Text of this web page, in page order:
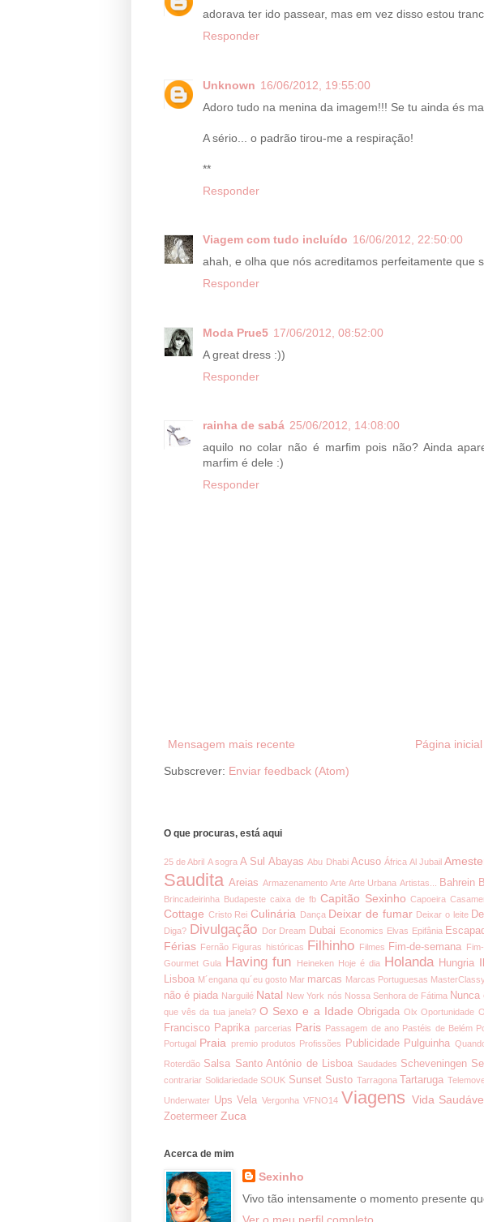
adorava ter ido passear, mas em vez disso estou
Responder
Unknown 16/06/2012, 19:55:00
Adoro tudo na menina da imagem!!! Se tu ainda és
A sério... o padrão tirou-me a respiração!
**
Responder
Viagem com tudo incluído 16/06/2012, 22:50:00
ahah, e olha que nós acreditamos perfeitamente que
Responder
Moda Prue5 17/06/2012, 08:52:00
A great dress :))
Responder
rainha de sabá 25/06/2012, 14:08:00
aquilo no colar não é marfim pois não? Ainda
marfim é dele :)
Responder
Mensagem mais recente Página inicial
Subscrever: Enviar feedback (Atom)
O que procuras, está aqui
25 de Abril A sogra A Sul Abayas Abu Dhabi Acuso África Al Jubail
Saudita Areias Armazenamento Arte Arte Urbana Artistas... Bahrein
Brincadeirinha Budapeste caixa de fb Capitão Sexinho Capoeira
Cottage Cristo Rei Culinária Dança Deixar de fumar Deixar o leite
Diga? Divulgação Dor Dream Dubai Economics Elvas Epifânia
Férias Fernão Figuras históricas Filhinho Filmes Fim-de-semana
Gourmet Gula Having fun Heineken Hoje é dia Holanda Hungria
Lisboa M´engana qu´eu gosto Mar marcas Marcas Portuguesas
não é piada Narguilé Natal New York nós Nossa Senhora de Fátima Nunca
que vês da tua janela? O Sexo e a Idade Obrigada Olx Oportunidade
Francisco Paprika parcerias Paris Passagem de ano Pastéis de Belém
Portugal Praia premio produtos Profissões Publicidade Pulguinha
Roterdão Salsa Santo António de Lisboa Saudades Scheveningen
contrariar Solidariedade SOUK Sunset Susto Tarragona Tartaruga
Underwater Ups Vela Vergonha VFNO14 Viagens Vida
Zoetermeer Zuca
Acerca de mim
Sexinho
Vivo tão intensamente o momento presente